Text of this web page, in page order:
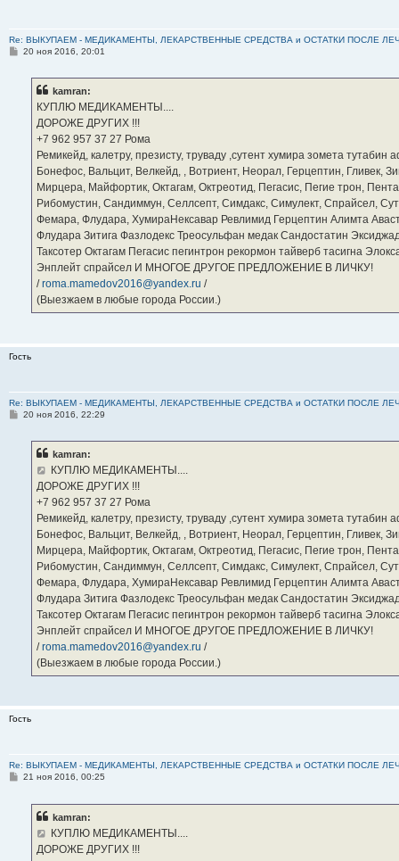
Re: ВЫКУПАЕМ - МЕДИКАМЕНТЫ, ЛЕКАРСТВЕННЫЕ СРЕДСТВА и ОСТАТКИ ПОСЛЕ
С20 ноя 2016, 20:01
kamran:
КУПЛЮ МЕДИКАМЕНТЫ....
ДОРОЖЕ ДРУГИХ !!!
‪+7 962 957 37 27‬ Рома
Ремикейд, калетру, презисту, труваду ,сутент хумира зомета
Бонефос, Вальцит, Велкейд, , Вотриент, Неорал, Герцептин, Гливек,
Мирцера, Майфортик, Октагам, Октреотид, Пегасис, Пегие трон,
Рибомустин, Сандиммун, Селлсепт, Симдакс, Симулект, Спрайсел,
Фемара, Флудара, ХумираНексавар Ревлимид Герцептин Алимта
Флудара Зитига Фазлодекс Треосульфан медак Сандостатин
Таксотер Октагам Пегасис пегинтрон рекормон тайверб тасигна
Энплейт спрайсел И МНОГОЕ ДРУГОЕ ПРЕДЛОЖЕНИЕ В ЛИЧКУ!
/roma.mamedov2016@yandex.ru /
(Выезжаем в любые города России.)
Гость
Re: ВЫКУПАЕМ - МЕДИКАМЕНТЫ, ЛЕКАРСТВЕННЫЕ СРЕДСТВА и ОСТАТКИ ПОСЛЕ
С20 ноя 2016, 22:29
kamran:
КУПЛЮ МЕДИКАМЕНТЫ....
ДОРОЖЕ ДРУГИХ !!!
‪+7 962 957 37 27‬ Рома
Ремикейд, калетру, презисту, труваду ,сутент хумира зомета
Бонефос, Вальцит, Велкейд, , Вотриент, Неорал, Герцептин, Гливек,
Мирцера, Майфортик, Октагам, Октреотид, Пегасис, Пегие трон,
Рибомустин, Сандиммун, Селлсепт, Симдакс, Симулект, Спрайсел,
Фемара, Флудара, ХумираНексавар Ревлимид Герцептин Алимта
Флудара Зитига Фазлодекс Треосульфан медак Сандостатин
Таксотер Октагам Пегасис пегинтрон рекормон тайверб тасигна
Энплейт спрайсел И МНОГОЕ ДРУГОЕ ПРЕДЛОЖЕНИЕ В ЛИЧКУ!
/roma.mamedov2016@yandex.ru /
(Выезжаем в любые города России.)
Гость
Re: ВЫКУПАЕМ - МЕДИКАМЕНТЫ, ЛЕКАРСТВЕННЫЕ СРЕДСТВА и ОСТАТКИ ПОСЛЕ
С21 ноя 2016, 00:25
kamran:
КУПЛЮ МЕДИКАМЕНТЫ....
ДОРОЖЕ ДРУГИХ !!!